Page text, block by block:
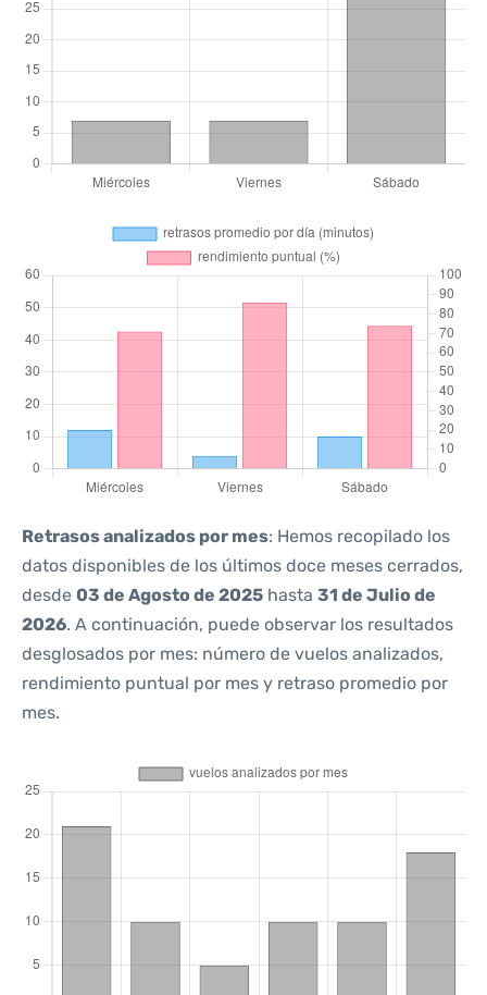
Retrasos analizados por mes: Hemos recopilado los
datos disponibles de los últimos doce meses cerrados,
desde 03 de Agosto de 2025 hasta 31 de Julio de
2026. A continuación, puede observar los resultados
desglosados por mes: número de vuelos analizados,
rendimiento puntual por mes y retraso promedio por
mes.